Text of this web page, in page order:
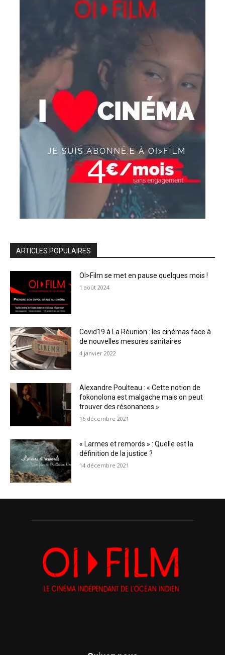
ARTICLES POPULAIRES
OI>Film se met en pause quelques mois !
1 août 2024
Covid19 à La Réunion : les cinémas face à
de nouvelles mesures sanitaires
4 janvier 2022
Alexandre Poulteau : « Cette notion de
fokonolona est malgache mais on peut
trouver des résonances »
16 décembre 2021
« Larmes et remords » : Quelle est la
définition de la justice ?
14 décembre 2021